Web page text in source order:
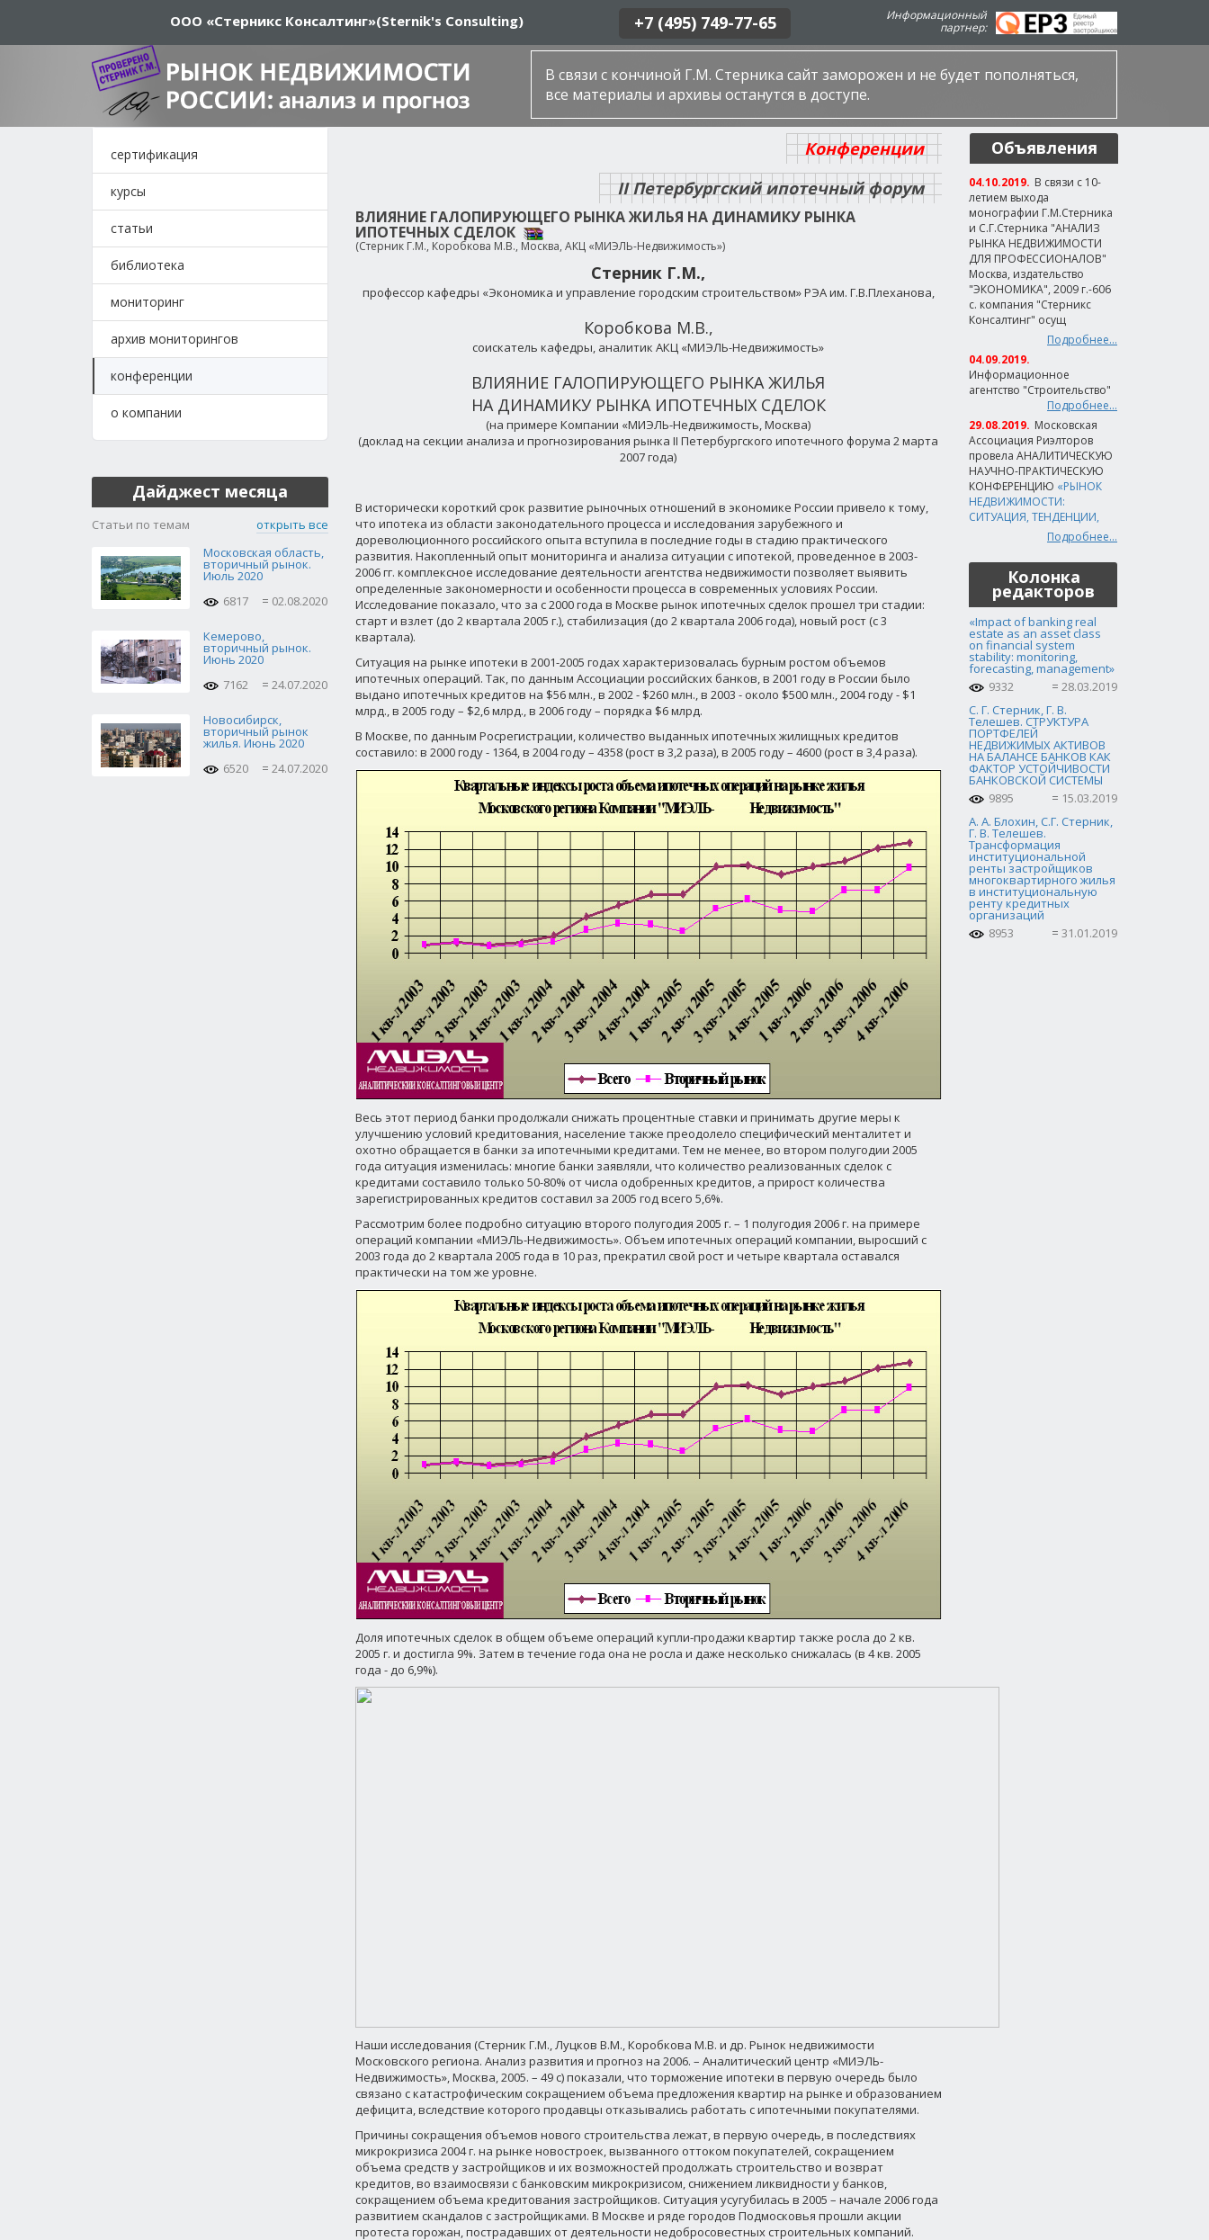
ООО «Стерникс Консалтинг»(Sternik's Consulting) +7 (495) 749-77-65
Информационный
партнер:
В связи с кончиной Г.М. Стерника сайт заморожен и не будет пополняться,
все материалы и архивы останутся в доступе.
сертификация
курсы
статьи
библиотека
мониторинг
архив мониторингов
конференции
о компании
Дайджест месяца
Статьи по темам
открыть все
Московская область,
вторичный рынок.
Июль 2020
6817
02.08.2020
Кемерово,
вторичный рынок.
Июнь 2020
7162
24.07.2020
Новосибирск,
вторичный рынок
жилья. Июнь 2020
6520
24.07.2020
Конференции
II Петербургский ипотечный форум
ВЛИЯНИЕ ГАЛОПИРУЮЩЕГО РЫНКА ЖИЛЬЯ НА ДИНАМИКУ РЫНКА
ИПОТЕЧНЫХ СДЕЛОК
(Стерник Г.М., Коробкова М.В., Москва, АКЦ «МИЭЛЬ-Недвижимость»)
Стерник Г.М.,
профессор кафедры «Экономика и управление городским строительством» РЭА им. Г.В.Плеханова,
Коробкова М.В.,
соискатель кафедры, аналитик АКЦ «МИЭЛЬ-Недвижимость»
ВЛИЯНИЕ ГАЛОПИРУЮЩЕГО РЫНКА ЖИЛЬЯ
НА ДИНАМИКУ РЫНКА ИПОТЕЧНЫХ СДЕЛОК
(на примере Компании «МИЭЛЬ-Недвижимость, Москва)
(доклад на секции анализа и прогнозирования рынка II Петербургского ипотечного форума 2 марта
2007 года)
В исторически короткий срок развитие рыночных отношений в экономике России привело к тому,
что ипотека из области законодательного процесса и исследования зарубежного и
дореволюционного российского опыта вступила в последние годы в стадию практического
развития. Накопленный опыт мониторинга и анализа ситуации с ипотекой, проведенное в 2003-
2006 гг. комплексное исследование деятельности агентства недвижимости позволяет выявить
определенные закономерности и особенности процесса в современных условиях России.
Исследование показало, что за с 2000 года в Москве рынок ипотечных сделок прошел три стадии:
старт и взлет (до 2 квартала 2005 г.), стабилизация (до 2 квартала 2006 года), новый рост (с 3
квартала).
Ситуация на рынке ипотеки в 2001-2005 годах характеризовалась бурным ростом объемов
ипотечных операций. Так, по данным Ассоциации российских банков, в 2001 году в России было
выдано ипотечных кредитов на $56 млн., в 2002 - $260 млн., в 2003 - около $500 млн., 2004 году - $1
млрд., в 2005 году – $2,6 млрд., в 2006 году – порядка $6 млрд.
В Москве, по данным Росрегистрации, количество выданных ипотечных жилищных кредитов
составило: в 2000 году - 1364, в 2004 году – 4358 (рост в 3,2 раза), в 2005 году – 4600 (рост в 3,4 раза).
Весь этот период банки продолжали снижать процентные ставки и принимать другие меры к
улучшению условий кредитования, население также преодолело специфический менталитет и
охотно обращается в банки за ипотечными кредитами. Тем не менее, во втором полугодии 2005
года ситуация изменилась: многие банки заявляли, что количество реализованных сделок с
кредитами составило только 50-80% от числа одобренных кредитов, а прирост количества
зарегистрированных кредитов составил за 2005 год всего 5,6%.
Рассмотрим более подробно ситуацию второго полугодия 2005 г. – 1 полугодия 2006 г. на примере
операций компании «МИЭЛЬ-Недвижимость». Объем ипотечных операций компании, выросший с
2003 года до 2 квартала 2005 года в 10 раз, прекратил свой рост и четыре квартала оставался
практически на том же уровне.
Доля ипотечных сделок в общем объеме операций купли-продажи квартир также росла до 2 кв.
2005 г. и достигла 9%. Затем в течение года она не росла и даже несколько снижалась (в 4 кв. 2005
года - до 6,9%).
Наши исследования (Стерник Г.М., Луцков В.М., Коробкова М.В. и др. Рынок недвижимости
Московского региона. Анализ развития и прогноз на 2006. – Аналитический центр «МИЭЛЬ-
Недвижимость», Москва, 2005. – 49 с) показали, что торможение ипотеки в первую очередь было
связано с катастрофическим сокращением объема предложения квартир на рынке и образованием
дефицита, вследствие которого продавцы отказывались работать с ипотечными покупателями.
Причины сокращения объемов нового строительства лежат, в первую очередь, в последствиях
микрокризиса 2004 г. на рынке новостроек, вызванного оттоком покупателей, сокращением
объема средств у застройщиков и их возможностей продолжать строительство и возврат
кредитов, во взаимосвязи с банковским микрокризисом, снижением ликвидности у банков,
сокращением объема кредитования застройщиков. Ситуация усугубилась в 2005 – начале 2006 года
развитием скандалов с застройщиками. В Москве и ряде городов Подмосковья прошли акции
протеста горожан, пострадавших от деятельности недобросовестных строительных компаний.
Объявления
04.10.2019. В связи с 10-
летием выхода
монографии Г.М.Стерника
и С.Г.Стерника "АНАЛИЗ
РЫНКА НЕДВИЖИМОСТИ
ДЛЯ ПРОФЕССИОНАЛОВ"
Москва, издательство
"ЭКОНОМИКА", 2009 г.-606
с. компания "Стерникс
Консалтинг" осущ
Подробнее...
04.09.2019.
Информационное
агентство "Строительство"
Подробнее...
29.08.2019. Московская
Ассоциация Риэлторов
провела АНАЛИТИЧЕСКУЮ
НАУЧНО-ПРАКТИЧЕСКУЮ
КОНФЕРЕНЦИЮ «РЫНОК
НЕДВИЖИМОСТИ:
СИТУАЦИЯ, ТЕНДЕНЦИИ,
Подробнее...
Колонка
редакторов
«Impact of banking real
estate as an asset class
on financial system
stability: monitoring,
forecasting, management»
9332
28.03.2019
С. Г. Стерник, Г. В.
Телешев. СТРУКТУРА
ПОРТФЕЛЕЙ
НЕДВИЖИМЫХ АКТИВОВ
НА БАЛАНСЕ БАНКОВ КАК
ФАКТОР УСТОЙЧИВОСТИ
БАНКОВСКОЙ СИСТЕМЫ
9895
15.03.2019
А. А. Блохин, С.Г. Стерник,
Г. В. Телешев.
Трансформация
институциональной
ренты застройщиков
многоквартирного жилья
в институциональную
ренту кредитных
организаций
8953
31.01.2019